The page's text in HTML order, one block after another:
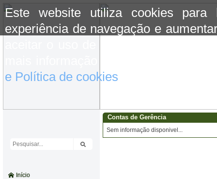
Este website utiliza cookies para
experiência de navegação e
e Política de cookies
Início
Contas de Gerência
Sem informação disponivel...